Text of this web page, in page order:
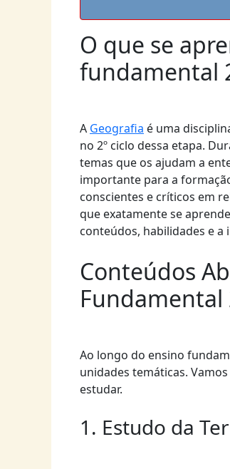
O que se
fundamental
A Geografia é uma
no 2º ciclo dessa etapa.
temas que os ajudam a
importante para a
conscientes e críticos em
que exatamente se
conteúdos, habilidades e
Conteúdos
Fundamental
Ao longo do ensino
unidades temáticas.
estudar.
1. Estudo da